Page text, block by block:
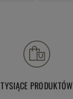
TYSIĄCE PRODUKTÓW